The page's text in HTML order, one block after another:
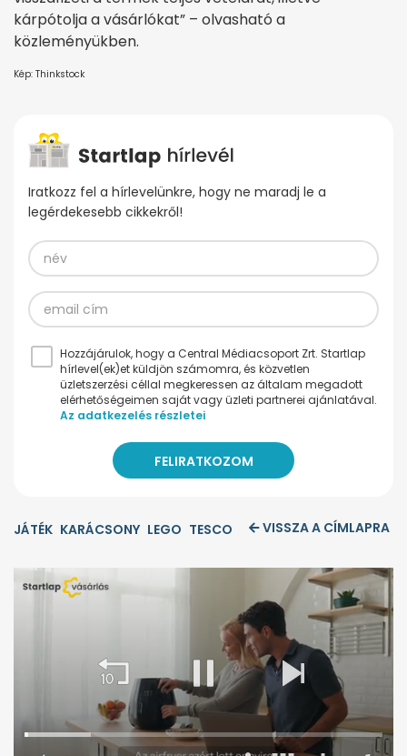
kárpótolja a vásárlókat” – olvasható a
közleményükben.
Kép: Thinkstock
Iratkozz fel a hírlevelünkre, hogy ne maradj le a
legérdekesebb cikkekről!
Hozzájárulok, hogy a Central Médiacsoport Zrt. Startlap
hírlevel(ek)et küldjön számomra, és közvetlen
üzletszerzési céllal megkeressen az általam megadott
elérhetőségeimen saját vagy üzleti partnerei ajánlatával.
Az adatkezelés részletei
JÁTÉK KARÁCSONY LEGO TESCO VISSZA A CÍMLAPRA